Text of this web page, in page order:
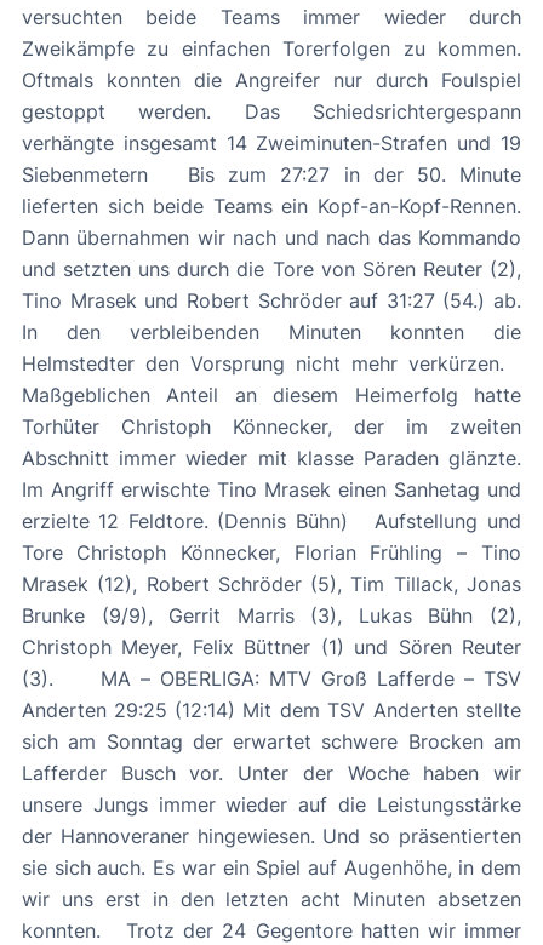
versuchten beide Teams immer wieder durch
Zweikämpfe zu einfachen Torerfolgen zu kommen.
Oftmals konnten die Angreifer nur durch Foulspiel
gestoppt werden. Das Schiedsrichtergespann
verhängte insgesamt 14 Zweiminuten-Strafen und 19
Siebenmetern Bis zum 27:27 in der 50. Minute
lieferten sich beide Teams ein Kopf-an-Kopf-Rennen.
Dann übernahmen wir nach und nach das Kommando
und setzten uns durch die Tore von Sören Reuter (2),
Tino Mrasek und Robert Schröder auf 31:27 (54.) ab.
In den verbleibenden Minuten konnten die
Helmstedter den Vorsprung nicht mehr verkürzen.
Maßgeblichen Anteil an diesem Heimerfolg hatte
Torhüter Christoph Könnecker, der im zweiten
Abschnitt immer wieder mit klasse Paraden glänzte.
Im Angriff erwischte Tino Mrasek einen Sanhetag und
erzielte 12 Feldtore. (Dennis Bühn) Aufstellung und
Tore Christoph Könnecker, Florian Frühling – Tino
Mrasek (12), Robert Schröder (5), Tim Tillack, Jonas
Brunke (9/9), Gerrit Marris (3), Lukas Bühn (2),
Christoph Meyer, Felix Büttner (1) und Sören Reuter
(3). MA – OBERLIGA: MTV Groß Lafferde – TSV
Anderten 29:25 (12:14) Mit dem TSV Anderten stellte
sich am Sonntag der erwartet schwere Brocken am
Lafferder Busch vor. Unter der Woche haben wir
unsere Jungs immer wieder auf die Leistungsstärke
der Hannoveraner hingewiesen. Und so präsentierten
sie sich auch. Es war ein Spiel auf Augenhöhe, in dem
wir uns erst in den letzten acht Minuten absetzen
konnten. Trotz der 24 Gegentore hatten wir immer